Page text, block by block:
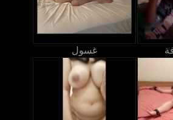
غسول